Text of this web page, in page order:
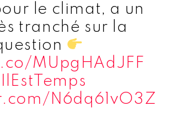
le climat, a un
tranché sur la
MUpgHAdJFF
N6dq61vO3Z